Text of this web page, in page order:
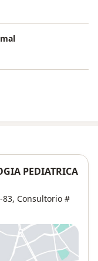
PEDIATRICA
83, Consultorio #
una nueva